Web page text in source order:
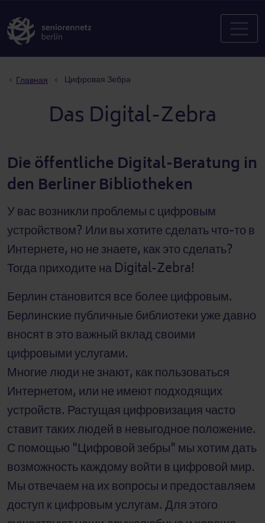
Главная Цифровая Зебра
Das Digital-Zebra
Die öffentliche Digital-Beratung in
den Berliner Bibliotheken
У вас возникли проблемы с цифровым
устройством? Или вы хотите сделать что-то в
Интернете, но не знаете, как это сделать?
Тогда приходите на Digital-Zebra!
Берлин становится все более цифровым.
Берлинские публичные библиотеки уже давно
вносят в это важный вклад своими
цифровыми услугами.
Многие люди не знают, как пользоваться
Интернетом, или не имеют подходящих
устройств. Растущая цифровизация часто
ставит таких людей в невыгодное положение.
С помощью "Цифровой зебры" мы хотим дать
возможность каждому войти в цифровой мир.
Мы отвечаем на их вопросы и предоставляем
доступ к цифровым услугам. Для этого